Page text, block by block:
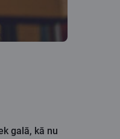
galā, kā nu